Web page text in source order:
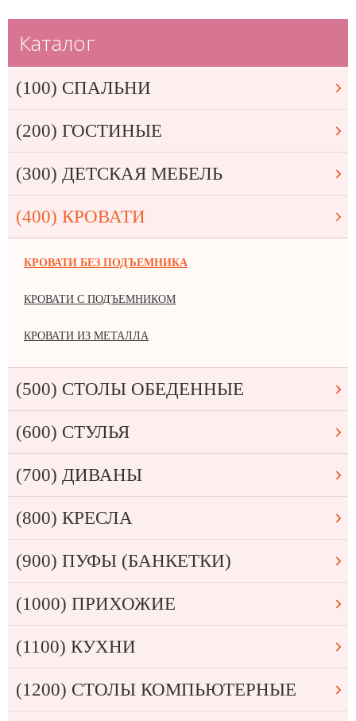
Каталог
(100) СПАЛЬНИ
(200) ГОСТИНЫЕ
(300) ДЕТСКАЯ МЕБЕЛЬ
(400) КРОВАТИ
КРОВАТИ БЕЗ ПОДЪЕМНИКА
КРОВАТИ С ПОДЪЕМНИКОМ
КРОВАТИ ИЗ МЕТАЛЛА
(500) СТОЛЫ ОБЕДЕННЫЕ
(600) СТУЛЬЯ
(700) ДИВАНЫ
(800) КРЕСЛА
(900) ПУФЫ (БАНКЕТКИ)
(1000) ПРИХОЖИЕ
(1100) КУХНИ
(1200) СТОЛЫ КОМПЬЮТЕРНЫЕ